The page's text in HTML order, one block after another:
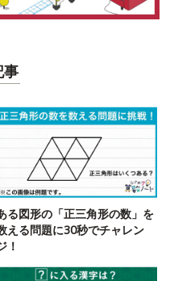
事
る図形の「正三角形の数」を
える問題に30秒でチャレン
！